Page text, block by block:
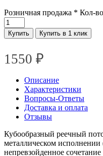
Розничная продажа * Кол-
Купить Купить в 1 клик
1550 ₽
Описание
Характеристики
Вопросы-Ответы
Доставка и оплата
Отзывы
Кубообразный реечный
металлическом исполнении
непревзойденное